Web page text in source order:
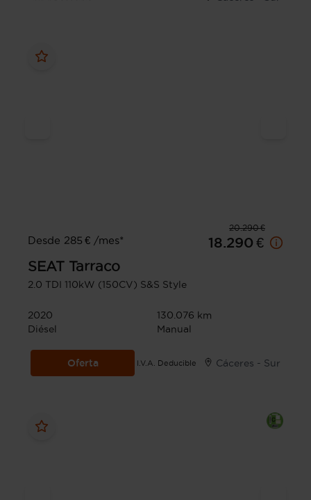
20.290 €
Desde 285 € /mes*
18.290 €
SEAT Tarraco
2.0 TDI 110kW (150CV) S&S Style
2020
130.076 km
Diésel
Manual
Oferta I.V.A. Deducible Cáceres - Sur